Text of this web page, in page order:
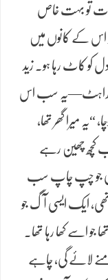
رات تو بہت خاص
اس کے کانوں میں
کو کاٹ رہا ہو۔ زید
مسکراہٹ—یہ سب اس
میرا گھر تھا،
کچھ چھین رہے
جو چپ چاپ سب
ایک ایسی آگ جو
اسے کھا رہا تھا۔
لائے گی، چاہے